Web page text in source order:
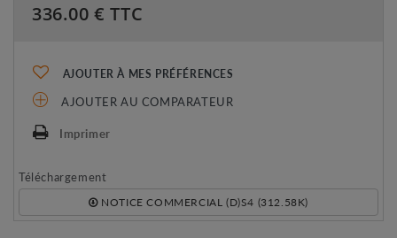
336.00 € TTC
AJOUTER À MES PRÉFÉRENCES
AJOUTER AU COMPARATEUR
Imprimer
Téléchargement
NOTICE COMMERCIAL (D)S4 (312.58K)